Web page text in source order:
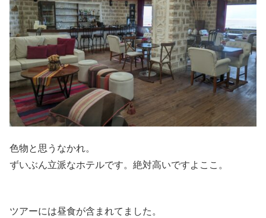
色物と思うなかれ。
ずいぶん立派なホテルです。絶対高いですよここ。
ツアーには昼食が含まれてました。